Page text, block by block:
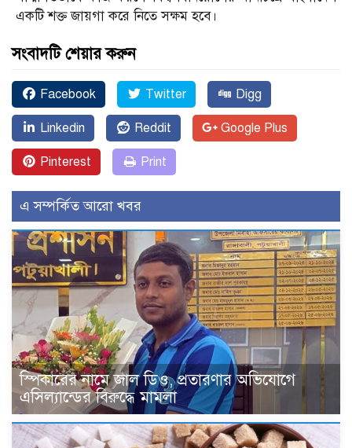
একটি শক্ত জায়গা করে নিতে সক্ষম হবে।
সংবাদটি শেয়ার করুন
Facebook Twitter Digg
Linkedin Reddit Google Plus
Pinterest Print
এ সম্পর্কিত আরো খবর
স্পিকারের নামে জাল ডিও, প্রতারণার অভিযোগে
এসিল্যান্ডের বিরুদ্ধে মামলা